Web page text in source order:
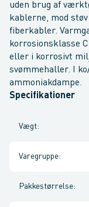
uden brug af
kablerne, mod
fiberkabler.
korrosionsklasse
eller i korrosivt
svømmehaller. I
ammoniakdampe.
Specifikationer
Vægt:
Varegruppe:
Pakkestørrelse: